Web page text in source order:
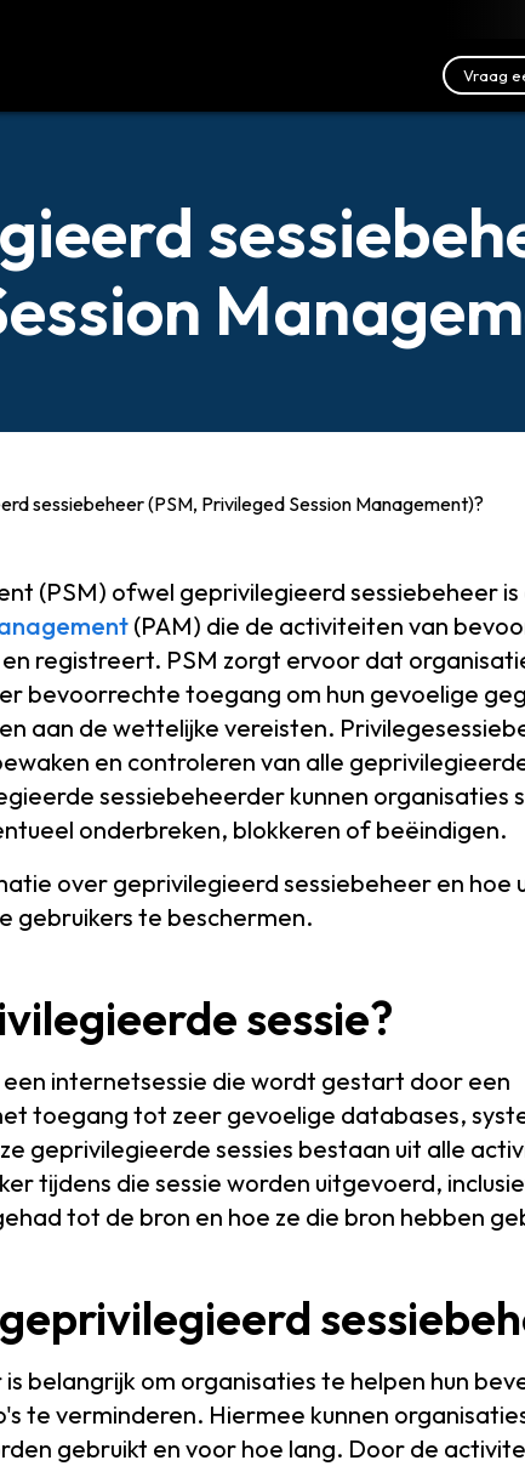
Vraag
sessiebeheer (PSM, Privileged Session Management)?
(PSM) ofwel geprivilegieerd sessiebeheer
(PAM) die de activiteiten van
registreert. PSM zorgt ervoor dat
bevoorrechte toegang om hun gevoelige
aan de wettelijke vereisten.
en controleren van alle
sessiebeheerder kunnen organisaties
onderbreken, blokkeren of beëindigen.
over geprivilegieerd sessiebeheer en hoe
gebruikers te beschermen.
sessie?
een internetsessie die wordt gestart door een
toegang tot zeer gevoelige databases,
geprivilegieerde sessies bestaan uit alle
tijdens die sessie worden uitgevoerd,
tot de bron en hoe ze die bron hebben
belangrijk om organisaties te helpen hun
te verminderen. Hiermee kunnen
gebruikt en voor hoe lang. Door de